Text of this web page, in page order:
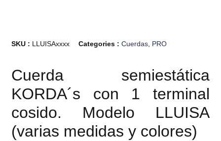
SKU : LLUISAxxxx Categories :Cuerdas PRO
Cuerda semiestática
KORDA´s con 1 terminal
cosido. Modelo LLUISA
(varias medidas y colores)